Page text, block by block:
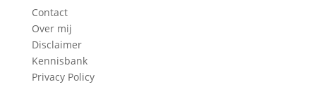
Contact
Over mij
Disclaimer
Kennisbank
Privacy Policy